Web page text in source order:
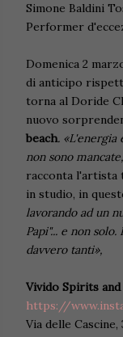
Simone Baldini
Performer
Domenica 2
di anticipo
torna al Doride
nuovo
beach. «L'energia
non sono
racconta l'artista
in studio, in
lavorando ad un
Papi"... e non
davvero tanti»,
Vivido Spirits and
https://
Via delle